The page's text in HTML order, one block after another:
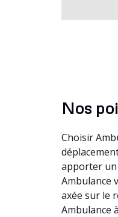
Nos
Choisir
apporter un
Ambulance
axée sur le
Ambulance